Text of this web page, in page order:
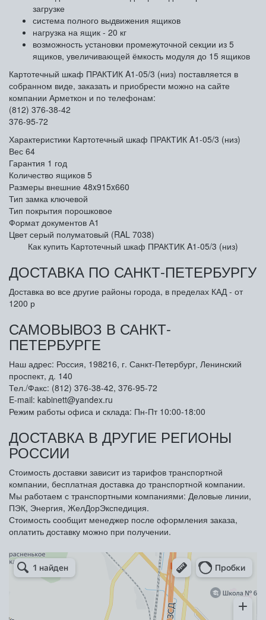
загрузке
система полного выдвижения ящиков
нагрузка на ящик - 20 кг
возможность установки промежуточной секции из 5
ящиков, увеличивающей ёмкость модуля до 15 ящиков
Картотечный шкаф ПРАКТИК A1-05/3 (низ) поставляется в
собранном виде, заказать и приобрести можно на сайте
компании Арметкон и по телефонам:
(812) 376-38-42
376-95-72
Характеристики Картотечный шкаф ПРАКТИК A1-05/3 (низ)
Вес 64
Гарантия 1 год
Количество ящиков 5
Размеры внешние 48x915x660
Тип замка ключевой
Тип покрытия порошковое
Формат документов А1
Цвет серый полуматовый (RAL 7038)
Как купить Картотечный шкаф ПРАКТИК A1-05/3 (низ)
ДОСТАВКА ПО САНКТ-ПЕТЕРБУРГУ
Доставка во все другие районы города, в пределах КАД - от
1200 р
САМОВЫВОЗ В САНКТ-
ПЕТЕРБУРГЕ
Наш адрес: Россия, 198216, г. Санкт-Петербург, Ленинский
проспект, д. 140
Тел./Факс: (812) 376-38-42, 376-95-72
E-mail: kabinett@yandex.ru
Режим работы офиса и склада: Пн-Пт 10:00-18:00
ДОСТАВКА В ДРУГИЕ РЕГИОНЫ
РОССИИ
Стоимость доставки зависит из тарифов транспортной
компании, бесплатная доставка до транспортной компании.
Мы работаем с транспортными компаниями: Деловые линии,
ПЭК, Энергия, ЖелДорЭкспедиция.
Стоимость сообщит менеджер после оформления заказа,
оплатить доставку можно при получении.
Арметкон
Металлическая мебель в Санкт‑Петербурге
Торговое оборудование в Санкт‑Петербурге